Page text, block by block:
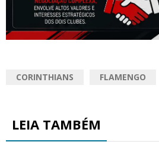
CORINTHIANS FLAMENGO
LEIA TAMBÉM